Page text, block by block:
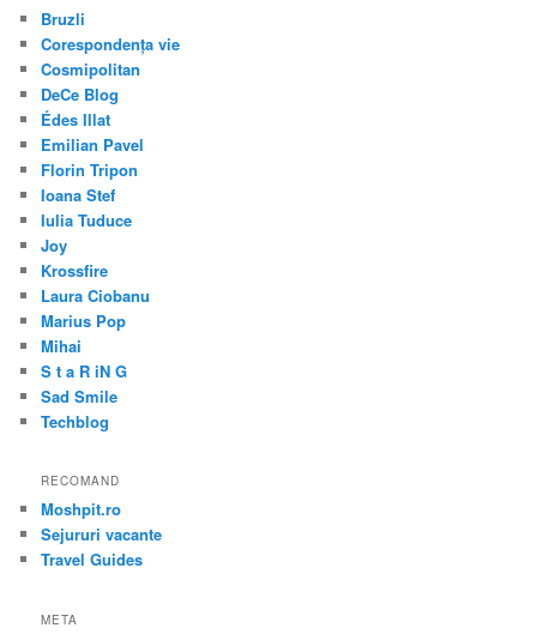
Bruzli
Corespondența vie
Cosmipolitan
DeCe Blog
Édes Illat
Emilian Pavel
Florin Tripon
Ioana Stef
Iulia Tuduce
Joy
Krossfire
Laura Ciobanu
Marius Pop
Mihai
S t a R iN G
Sad Smile
Techblog
RECOMAND
Moshpit.ro
Sejururi vacante
Travel Guides
META